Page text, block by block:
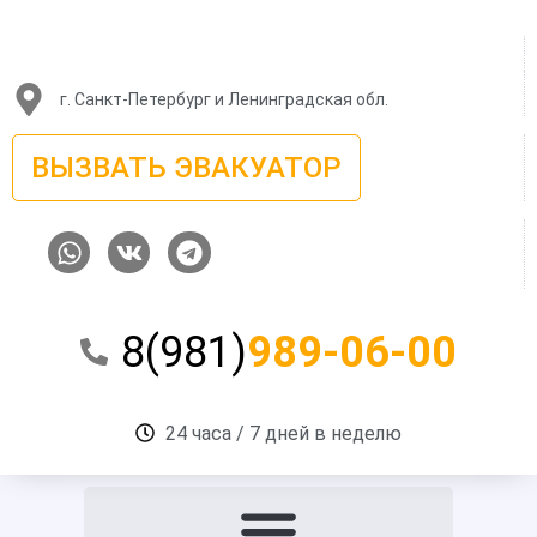
содержимому
г. Санкт-Петербург и Ленинградская обл.
ВЫЗВАТЬ ЭВАКУАТОР
W
h
s
V
k
T
e
g
r
m
8(981)989-06-00
24 часа / 7 дней в неделю